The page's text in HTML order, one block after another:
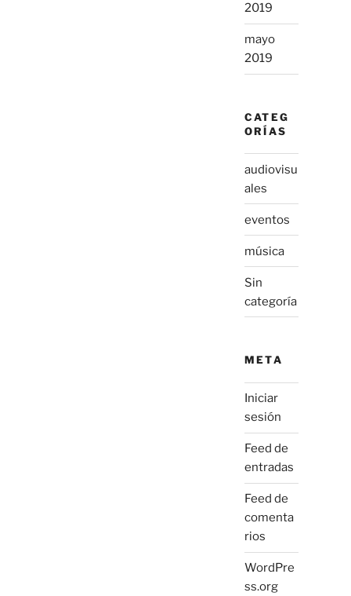
2019
mayo
2019
CATEG
ORÍAS
audiovisu
ales
eventos
música
Sin
categoría
META
Iniciar
sesión
Feed de
entradas
Feed de
comenta
rios
WordPre
ss.org